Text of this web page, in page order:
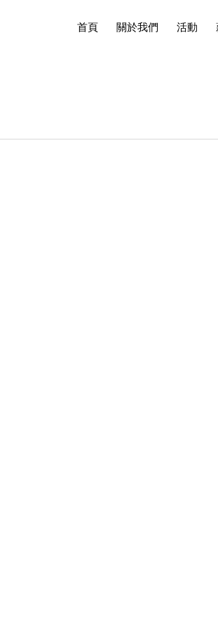
首頁 關於我們 活動